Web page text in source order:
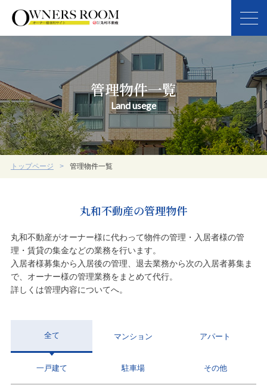
管理物件一覧
Land usege
トップページ 管理物件一覧
丸和不動産の管理物件
丸和不動産がオーナー様に代わって物件の管理・入居者様の管
理・賃貸の集金などの業務を行います。
入居者様募集から入居後の管理、退去業務から次の入居者募集ま
で、オーナー様の管理業務をまとめて代行。
詳しくは管理内容についてへ。
全て マンション アパート
一戸建て 駐車場 その他